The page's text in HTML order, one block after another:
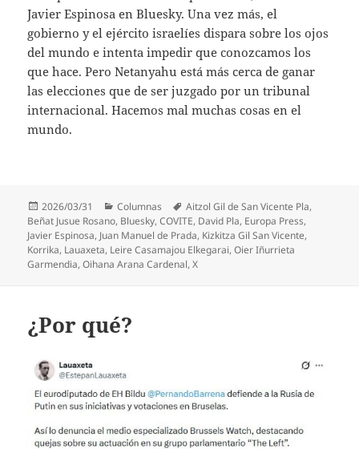
Javier Espinosa en Bluesky. Una vez más, el
gobierno y el ejército israelíes dispara sobre los ojos
del mundo e intenta impedir que conozcamos los
que hace. Pero Netanyahu está más cerca de ganar
las elecciones que de ser juzgado por un tribunal
internacional. Hacemos mal muchas cosas en el
mundo.
Publicado
el
2026/03/31 Categorías
Columnas Etiquetas
Aitzol Gil de San Vicente Pla,
Beñat Jusue Rosano, Bluesky,COVITE, David Pla, Europa Press,
Javier Espinosa, Juan Manuel de Prada, Kizkitza Gil San Vicente,
Korrika, Lauaxeta, Leire Casamajou Elkegarai,Oier Iñurrieta
Garmendia,Oihana Arana Cardenal,X
¿Por qué?